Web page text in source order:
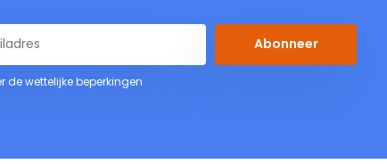
Abonneer
de wettelijke beperkingen